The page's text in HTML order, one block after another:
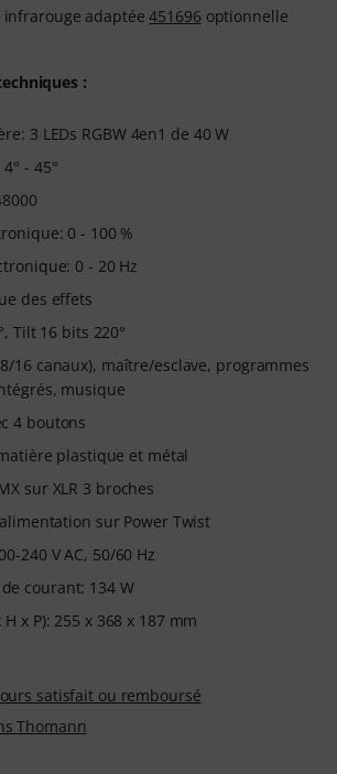
infrarouge adaptée451696 optionnelle
:
3 LEDs RGBW 4en1 de 40 W
- 45°
0 - 100 %
0 - 20 Hz
des effets
Tilt 16 bits 220°
16 canaux), maître/esclave, programmes
musique
4 boutons
plastique et métal
sur XLR 3 broches
sur Power Twist
240 V AC, 50/60 Hz
courant: 134 W
x P): 255 x 368 x 187 mm
satisfait ou remboursé
Thomann